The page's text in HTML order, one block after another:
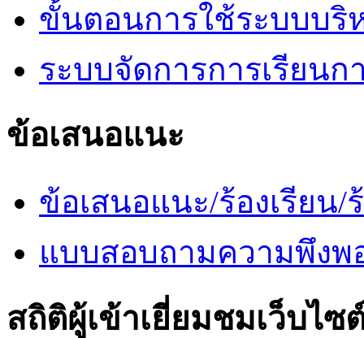
ขั้นตอนการใช้ระบบบริ
ระบบจัดการการเรียน
ข้อเสนอแนะ
ข้อเสนอแนะ/ร้องเรียน/
แบบสอบถามความพึงพ
สถิติผู้เข้าเยี่ยมชมเว็บไซ